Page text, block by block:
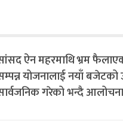
ऐन महरमाथि भ्रम
योजनालाई नयाँ बजेटको
गरेको भन्दै आलोचना